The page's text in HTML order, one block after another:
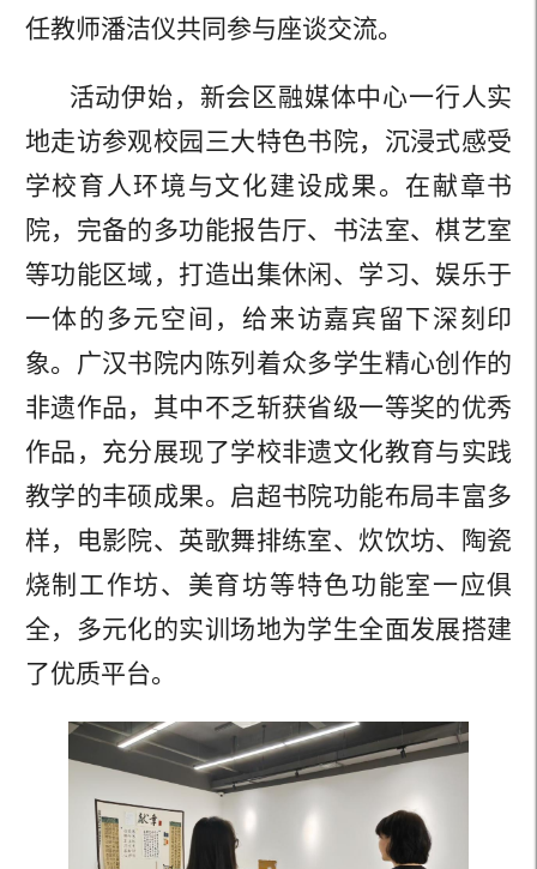
任教师潘洁仪共同参与座谈交流。
活动伊始，新会区融媒体中心一行人实
地走访参观校园三大特色书院，沉浸式感受
学校育人环境与文化建设成果。在献章书
院，完备的多功能报告厅、书法室、棋艺室
等功能区域，打造出集休闲、学习、娱乐于
一体的多元空间，给来访嘉宾留下深刻印
象。广汉书院内陈列着众多学生精心创作的
非遗作品，其中不乏斩获省级一等奖的优秀
作品，充分展现了学校非遗文化教育与实践
教学的丰硕成果。启超书院功能布局丰富多
样，电影院、英歌舞排练室、炊饮坊、陶瓷
烧制工作坊、美育坊等特色功能室一应俱
全，多元化的实训场地为学生全面发展搭建
了优质平台。